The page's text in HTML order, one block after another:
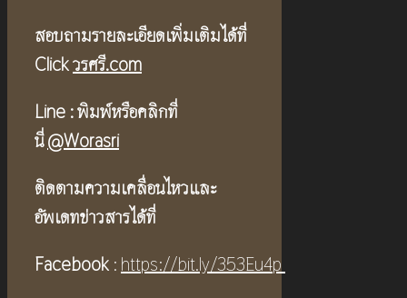
สอบถามรายละเอียดเพิ่มเติมได้ที่
Clickวรศรี.com
Line :พิมพ์หรือคลิกที่
นี่@Worasri
ติดตามความเคลื่อนไหวและ
อัพเดทข่าวสารได้ที่
Facebook : https://bit.ly/353Eu4p